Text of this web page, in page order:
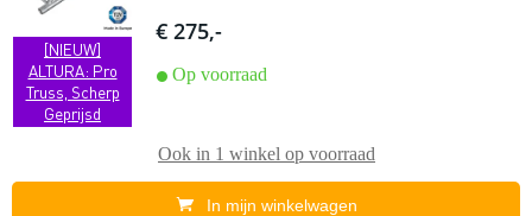
[NIEUW]
ALTURA: Pro
Truss, Scherp
Geprijsd
€ 275,-
Op voorraad
Ook in 1 winkel op voorraad
In mijn winkelwagen